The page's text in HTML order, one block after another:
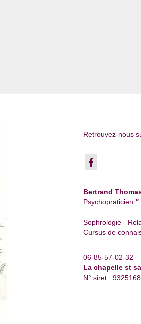
Retrouvez-nous
Bertrand
Psychopraticien "
Sophrologie -
Cursus de
06-85-57-02-32
La chapelle st
N° siret :